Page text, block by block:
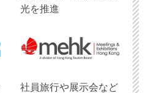
光を推進
社員旅行や展示会など